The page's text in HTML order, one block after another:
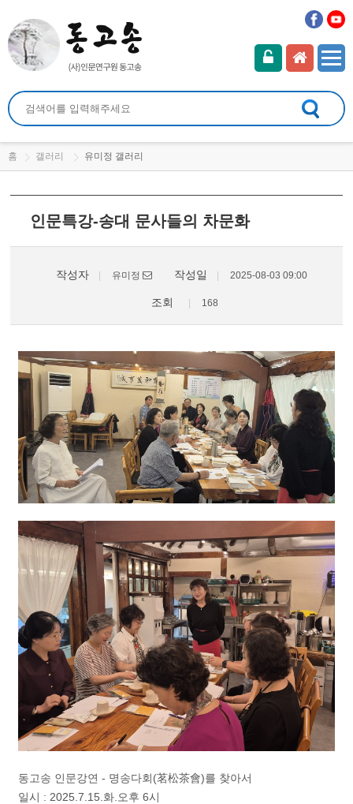
홈 갤러리 유미정 갤러리
인문특강-송대 문사들의 차문화
작성자 유미정 작성일 2025-08-03 09:00
조회 168
동고송 인문강연 - 명송다회(茗松茶會)를 찾아서
일시 : 2025.7.15.화.오후 6시